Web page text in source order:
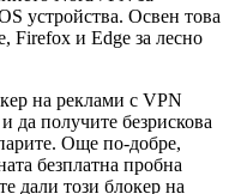
устройства. Освен това
Firefox и Edge за лесно
на реклами с VPN
да получите безрискова
Още по-добре,
безплатна пробна
дали този блокер на